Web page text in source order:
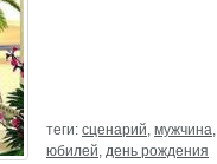
теги: сценарий, мужчина,
юбилей, день рождения